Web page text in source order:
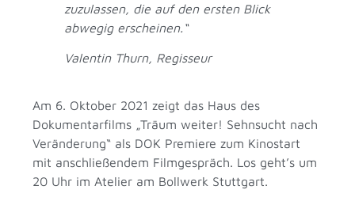
zuzulassen, die auf den ersten Blick
abwegig erscheinen.“
Valentin Thurn, Regisseur
Am 6. Oktober 2021 zeigt das Haus des
Dokumentarfilms „Träum weiter! Sehnsucht nach
Veränderung“ als DOK Premiere zum Kinostart
mit anschließendem Filmgespräch. Los geht’s um
20 Uhr im Atelier am Bollwerk Stuttgart.